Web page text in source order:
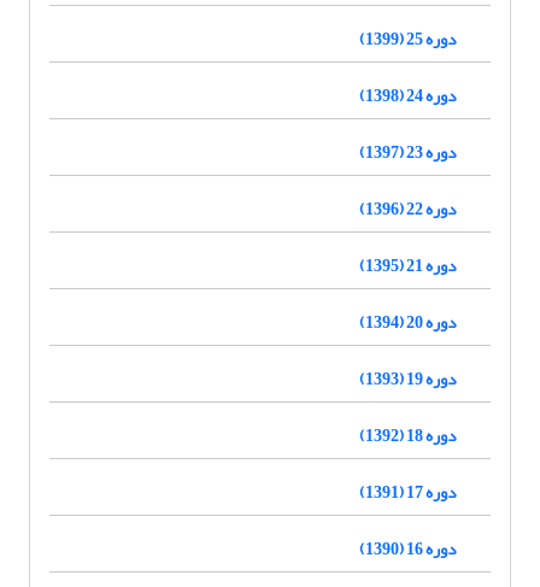
دوره 25 (1399)
دوره 24 (1398)
دوره 23 (1397)
دوره 22 (1396)
دوره 21 (1395)
دوره 20 (1394)
دوره 19 (1393)
دوره 18 (1392)
دوره 17 (1391)
دوره 16 (1390)